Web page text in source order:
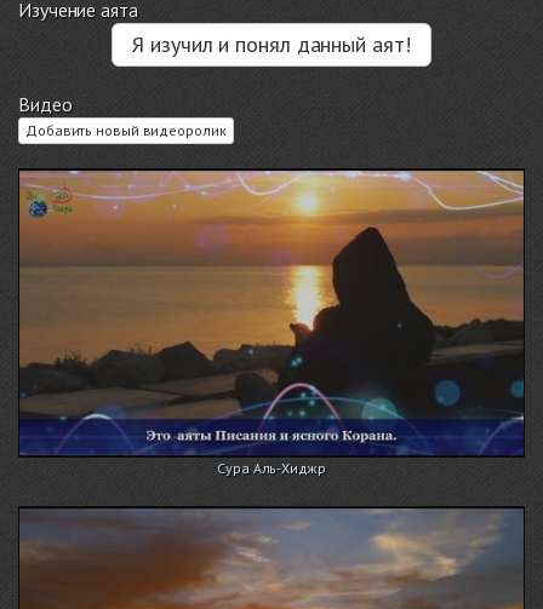
Изучение аята
Я изучил и понял данный аят!
Видео
Добавить новый видеоролик
Сура Аль-Хиджр